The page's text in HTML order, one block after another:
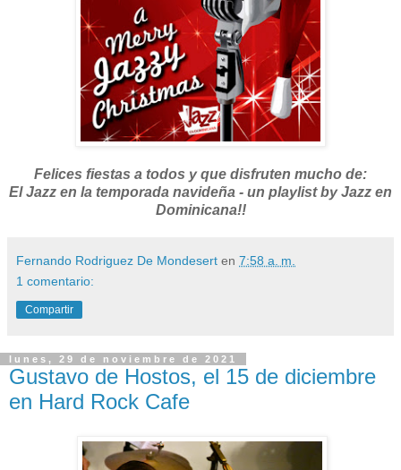
Felices fiestas a todos y que disfruten mucho de:
El Jazz en la temporada navideña - un playlist by Jazz en
Dominicana!!
Fernando Rodriguez De Mondesert en 7:58 a. m.
1 comentario:
Compartir
lunes, 29 de noviembre de 2021
Gustavo de Hostos, el 15 de diciembre
en Hard Rock Cafe